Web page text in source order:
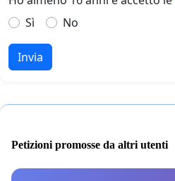
Sì
No
Invia
Petizioni promosse da altri utenti